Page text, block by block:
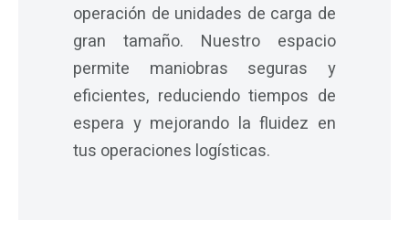
operación de unidades de carga de
gran tamaño. Nuestro espacio
permite maniobras seguras y
eficientes, reduciendo tiempos de
espera y mejorando la fluidez en
tus operaciones logísticas.